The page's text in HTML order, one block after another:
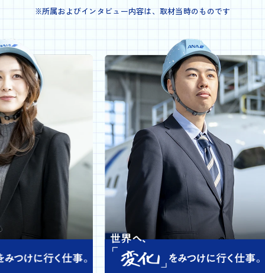
※所属およびインタビュー内容は、取材当時のものです